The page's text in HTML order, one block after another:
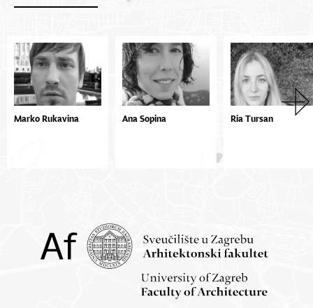
Marko Rukavina Ana Sopina Ria Tursan